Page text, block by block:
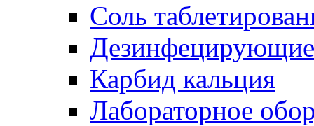
Соль
Дезинфецирующие
Карбид кальция
Лабораторное